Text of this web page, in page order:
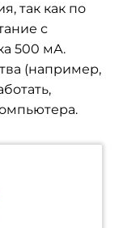
так как по
с
500 мА.
(например,